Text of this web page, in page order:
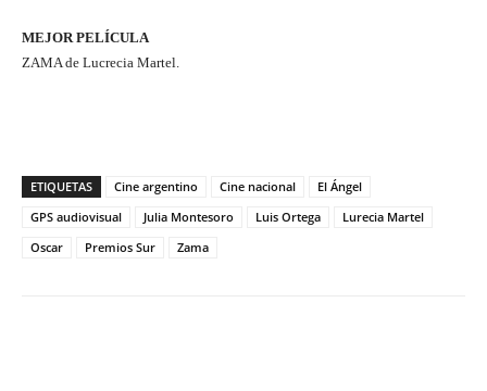
MEJOR PELÍCULA
ZAMA de Lucrecia Martel.
ETIQUETAS Cine argentino Cine nacional
El Ángel
GPS audiovisual
Julia Montesoro Luis Ortega
Lurecia Martel
Oscar
Premios Sur Zama